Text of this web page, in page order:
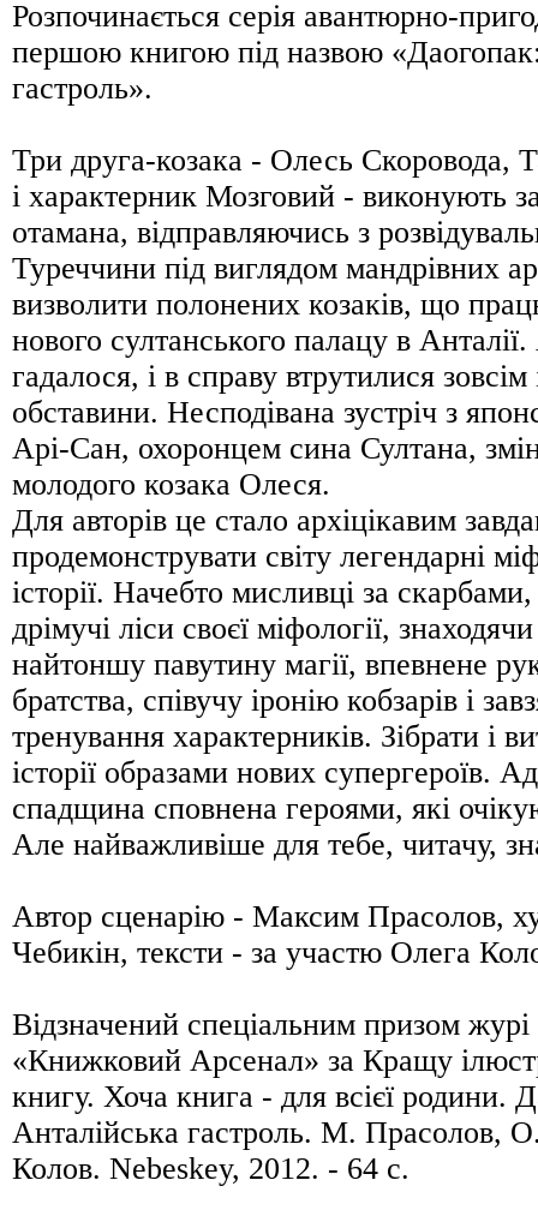
Розпочинається серія авантюрно-
першою книгою під назвою
гастроль».
Три друга-козака - Олесь Скоровода,
і характерник Мозговий - виконують
отамана, відправляючись з
Туреччини під виглядом мандрівних
визволити полонених козаків, що
нового султанського палацу в
гадалося, і в справу втрутилися
обставини. Несподівана зустріч з
Арі-Сан, охоронцем сина Султана,
молодого козака Олеся.
Для авторів це стало архіцікавим
продемонструвати світу легендарні
історії. Начебто мисливці за
дрімучі ліси своєї міфології,
найтоншу павутину магії, впевнене
братства, співучу іронію кобзарів і
тренування характерників. Зібрати і
історії образами нових супергероїв.
спадщина сповнена героями, які
Але найважливіше для тебе, читачу,
Автор сценарію - Максим Прасолов,
Чебикін, тексти - за участю Олега
Відзначений спеціальним призом
«Книжковий Арсенал» за Кращу
книгу. Хоча книга - для всієї родини.
Анталійська гастроль. М. Прасолов,
Колов. Nebeskey, 2012. - 64 с.